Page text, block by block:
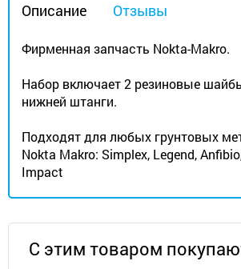
Описание Отзывы
Фирменная запчасть Nokta-Makro.
Набор включает 2 резиновые
нижней штанги.
Подходят для любых грунтовых
Nokta Makro: Simplex, Legend,
Impact
С этим товаром